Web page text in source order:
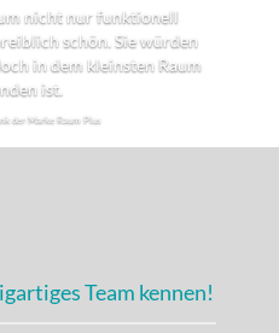
in dem kleinsten Raum
ist.
der Marke Raum Plus
Team kennen!